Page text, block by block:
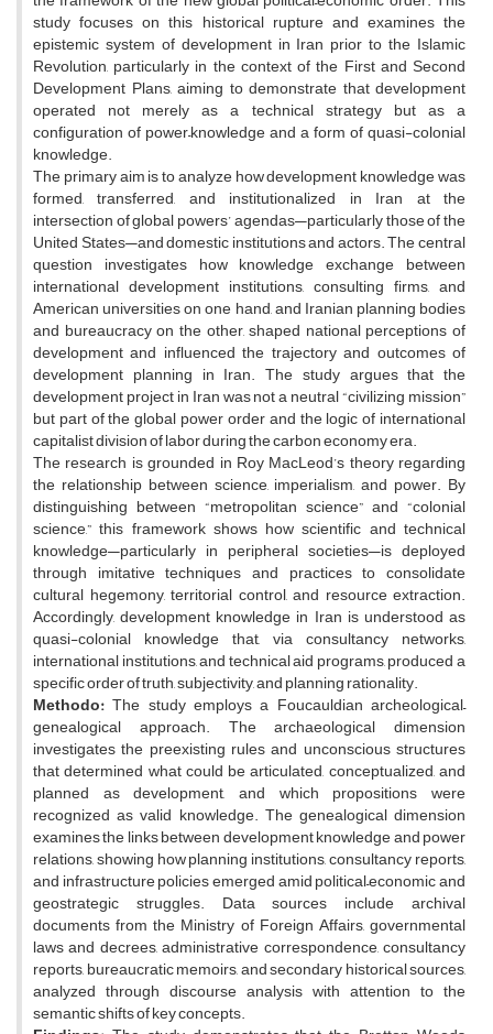
study focuses on this historical rupture and examines the
epistemic system of development in Iran prior to the Islamic
Revolution, particularly in the context of the First and Second
Development Plans, aiming to demonstrate that development
operated not merely as a technical strategy but as a
configuration of power–knowledge and a form of quasi-colonial
knowledge.
The primary aim is to analyze how development knowledge was
formed, transferred, and institutionalized in Iran at the
intersection of global powers’ agendas—particularly those of the
United States—and domestic institutions and actors. The central
question investigates how knowledge exchange between
international development institutions, consulting firms, and
American universities on one hand, and Iranian planning bodies
and bureaucracy on the other, shaped national perceptions of
development and influenced the trajectory and outcomes of
development planning in Iran. The study argues that the
development project in Iran was not a neutral “civilizing mission”
but part of the global power order and the logic of international
capitalist division of labor during the carbon economy era.
The research is grounded in Roy MacLeod’s theory regarding
the relationship between science, imperialism, and power. By
distinguishing between “metropolitan science” and “colonial
science,” this framework shows how scientific and technical
knowledge—particularly in peripheral societies—is deployed
through imitative techniques and practices to consolidate
cultural hegemony, territorial control, and resource extraction.
Accordingly, development knowledge in Iran is understood as
quasi-colonial knowledge that, via consultancy networks,
international institutions, and technical aid programs, produced a
specific order of truth, subjectivity, and planning rationality.
Methodo: The study employs a Foucauldian archeological–
genealogical approach. The archaeological dimension
investigates the preexisting rules and unconscious structures
that determined what could be articulated, conceptualized, and
planned as development, and which propositions were
recognized as valid knowledge. The genealogical dimension
examines the links between development knowledge and power
relations, showing how planning institutions, consultancy reports,
and infrastructure policies emerged amid political–economic and
geostrategic struggles. Data sources include archival
documents from the Ministry of Foreign Affairs, governmental
laws and decrees, administrative correspondence, consultancy
reports, bureaucratic memoirs, and secondary historical sources,
analyzed through discourse analysis with attention to the
semantic shifts of key concepts.